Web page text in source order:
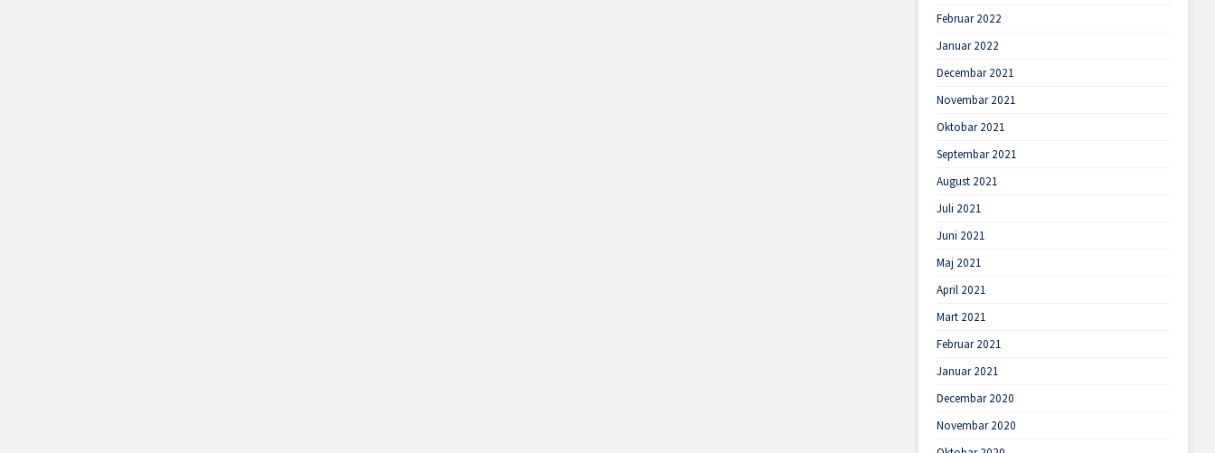
Februar 2022
Januar 2022
Decembar 2021
Novembar 2021
Oktobar 2021
Septembar 2021
August 2021
Juli 2021
Juni 2021
Maj 2021
April 2021
Mart 2021
Februar 2021
Januar 2021
Decembar 2020
Novembar 2020